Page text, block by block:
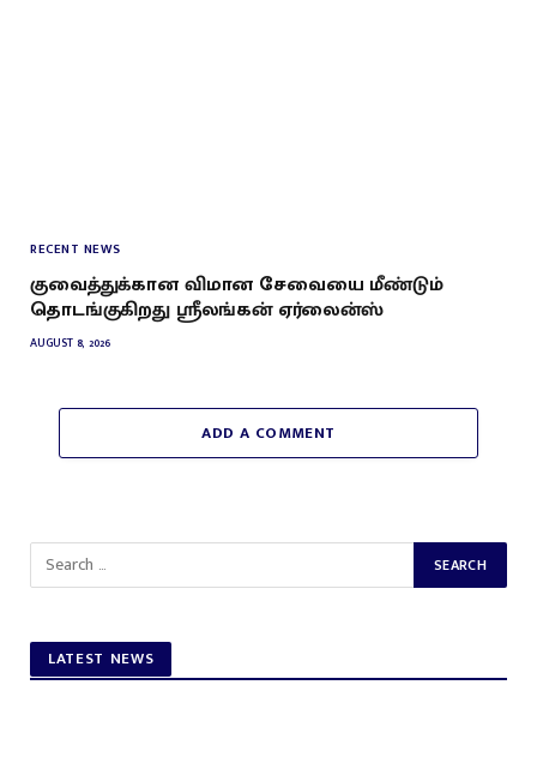
RECENT NEWS
குவைத்துக்கான விமான சேவையை மீண்டும்
தொடங்குகிறது ஸ்ரீலங்கன் ஏர்லைன்ஸ்
AUGUST 8, 2026
ADD A COMMENT
LATEST NEWS